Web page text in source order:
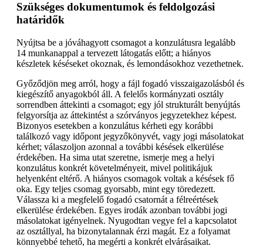
Szükséges dokumentumok és feldolgozási
határidők
Nyújtsa be a jóváhagyott csomagot a konzulátusra legalább
14 munkanappal a tervezett látogatás előtt; a hiányos
készletek késéseket okoznak, és lemondásokhoz vezethetnek.
Győződjön meg arról, hogy a fájl fogadó visszaigazolásból és
kiegészítő anyagokból áll. A felelős kormányzati osztály
sorrendben áttekinti a csomagot; egy jól strukturált benyújtás
felgyorsítja az áttekintést a szórványos jegyzetekhez képest.
Bizonyos esetekben a konzulátus kérheti egy korábbi
találkozó vagy időpont jegyzőkönyvét, vagy jogi másolatokat
kérhet; válaszoljon azonnal a további késések elkerülése
érdekében. Ha sima utat szeretne, ismerje meg a helyi
konzulátus konkrét követelményeit, mivel politikájuk
helyenként eltérő. A hiányos csomagok voltak a késések fő
oka. Egy teljes csomag gyorsabb, mint egy töredezett.
Válassza ki a megfelelő fogadó csatornát a félreértések
elkerülése érdekében. Egyes irodák azonban további jogi
másolatokat igényelnek. Nyugodtan vegye fel a kapcsolatot
az osztállyal, ha bizonytalannak érzi magát. Ez a folyamat
könnyebbé tehető, ha megérti a konkrét elvárásaikat.